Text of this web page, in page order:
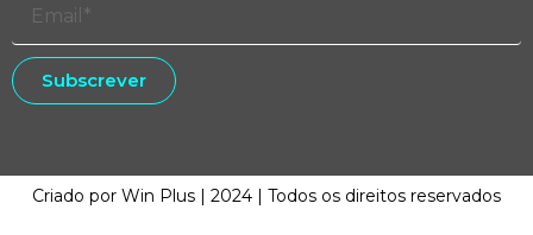
Subscrever
Criado por Win Plus | 2024 | Todos os direitos reservados